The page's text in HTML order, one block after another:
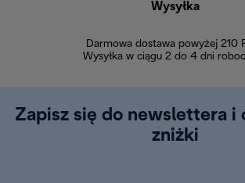
Wysyłka
Darmowa dostawa powyżej 210
Wysyłka w ciągu 2 do 4 dni
Zapisz się do newslettera i
zniżki